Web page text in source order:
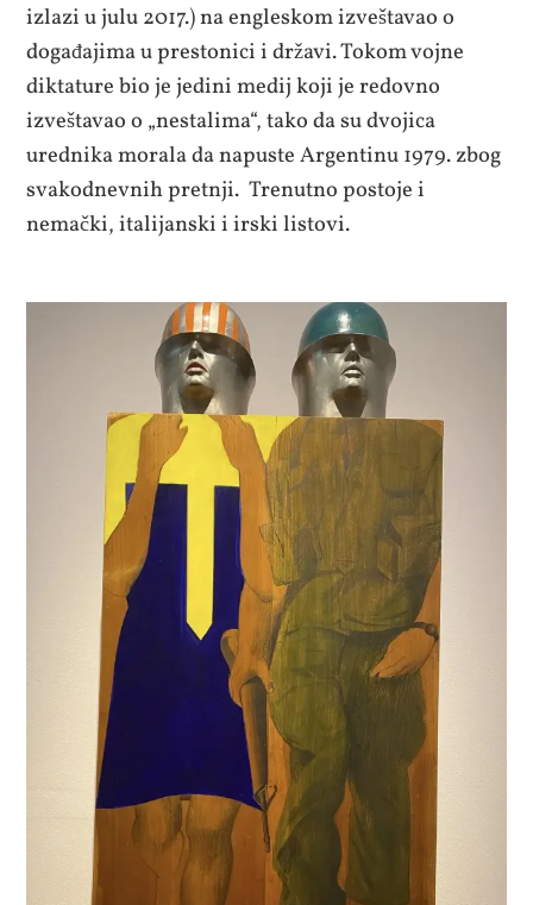
izlazi u julu 2017.) na engleskom izveštavao o
događajima u prestonici i državi. Tokom vojne
diktature bio je jedini medij koji je redovno
izveštavao o „nestalima“, tako da su dvojica
urednika morala da napuste Argentinu 1979. zbog
svakodnevnih pretnji. Trenutno postoje i
nemački, italijanski i irski listovi.